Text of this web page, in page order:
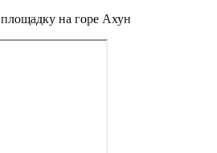
на горе Ахун